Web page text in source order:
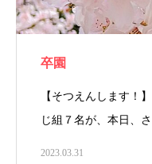
卒園
【そつえんします！
じ組７名が、本日、
2023.03.31